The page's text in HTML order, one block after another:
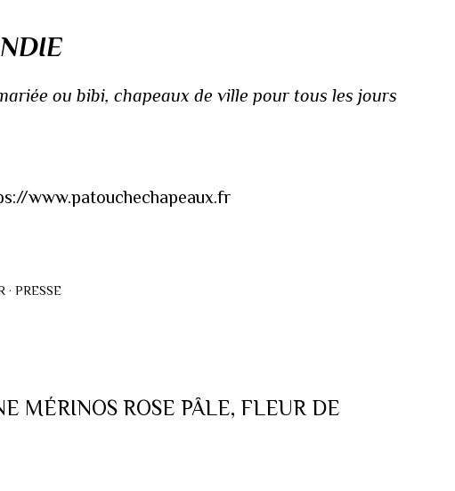
ou bibi, chapeaux de ville pour tous les jours
www.patouchechapeaux.fr
PRESSE
MÉRINOS ROSE PÂLE, FLEUR DE